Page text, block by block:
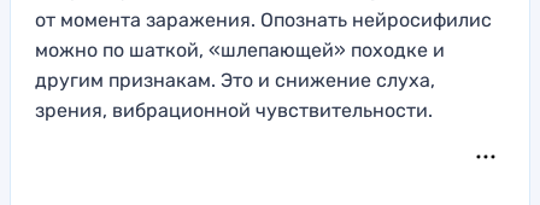
от момента заражения. Опознать нейросифилис
можно по шаткой, «шлепающей» походке и
другим признакам. Это и снижение слуха,
зрения, вибрационной чувствительности.